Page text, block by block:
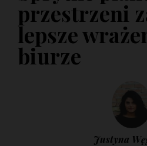
29 MARCA 2017
przestrzeni
lepsze
biurze
Justyna